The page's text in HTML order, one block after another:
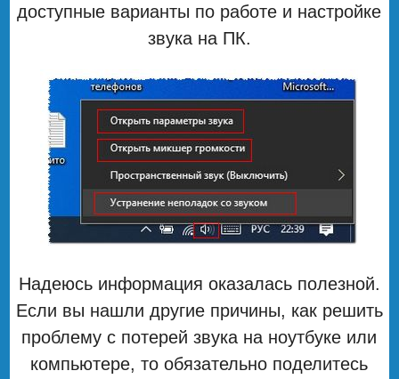
доступные варианты по работе и настройке
звука на ПК.
Надеюсь информация оказалась полезной.
Если вы нашли другие причины, как решить
проблему с потерей звука на ноутбуке или
компьютере, то обязательно поделитесь